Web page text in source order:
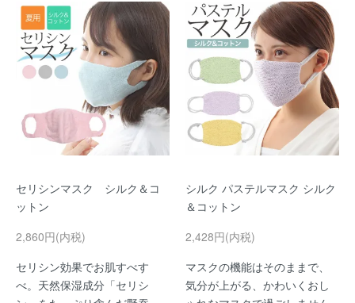
セリシンマスク シルク＆コ
ットン
2,860円(内税)
セリシン効果でお肌すべす
べ。天然保湿成分「セリシ
シルク パステルマスク シルク
＆コットン
2,428円(内税)
マスクの機能はそのままで、
気分が上がる、かわいくおし